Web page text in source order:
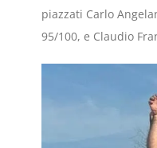
piazzati Carlo
95/100, e Claudio